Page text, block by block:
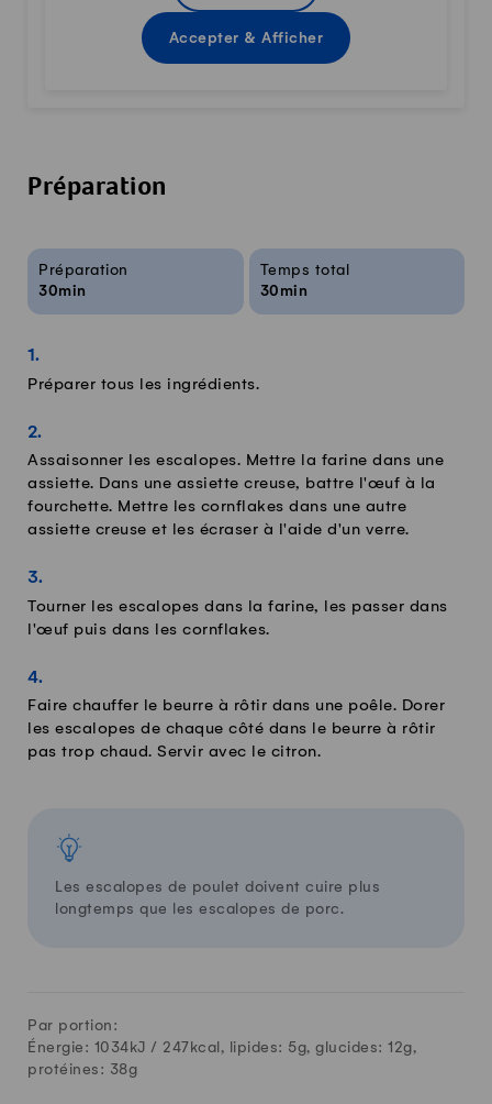
Accepter & Afficher
Préparation
Infos sur la recette
Préparation
30min
Temps total
30min
Préparer tous les ingrédients.
Assaisonner les escalopes. Mettre la farine dans une
assiette. Dans une assiette creuse, battre l'œuf à la
fourchette. Mettre les cornflakes dans une autre
assiette creuse et les écraser à l'aide d'un verre.
Tourner les escalopes dans la farine, les passer dans
l'œuf puis dans les cornflakes.
Faire chauffer le beurre à rôtir dans une poêle. Dorer
les escalopes de chaque côté dans le beurre à rôtir
pas trop chaud. Servir avec le citron.
Les escalopes de poulet doivent cuire plus
longtemps que les escalopes de porc.
Par portion:
Énergie: 1034kJ / 247 kcal, lipides: 5g, glucides: 12g,
protéines: 38g